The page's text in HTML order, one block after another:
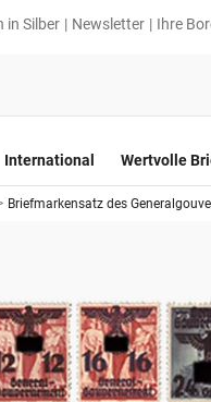
in Silber Newsletter Ihre
International Wertvolle
Briefmarkensatz des